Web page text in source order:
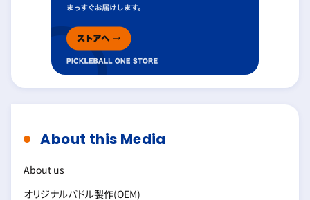
About this Media
About us
オリジナルパドル製作(OEM)